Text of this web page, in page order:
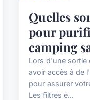
Quelles
pour
camping
Lors d'une sortie
avoir accès à de
pour assurer
Les filtres e...